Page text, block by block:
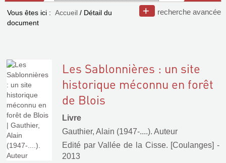
recherche avancée
Vous êtes ici : Accueil / Détail du
document
Les Sablonnières : un site
historique méconnu en forêt
de Blois
Livre
Gauthier, Alain (1947-....). Auteur
Edité parVallée de la Cisse. [Coulanges] -
2013